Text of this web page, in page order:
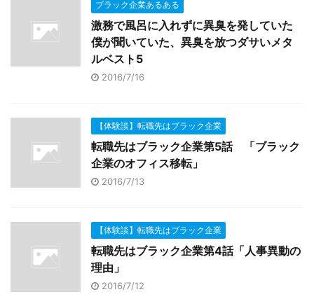
ブラック企業あるある
激務で風呂に入れずに異臭を発していた
僕が聞いていた、異臭を放つダサいメタ
ルベスト5
2016/7/16
【体験談】転職先はブラック企業
転職先はブラック企業第5話 「ブラック
企業のオフィス移転」
2016/7/13
【体験談】転職先はブラック企業
転職先はブラック企業第4話「人事異動の
理由」
2016/7/12